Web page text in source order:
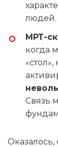
людей.
МРТ-
когда
Связь
Оказалось,